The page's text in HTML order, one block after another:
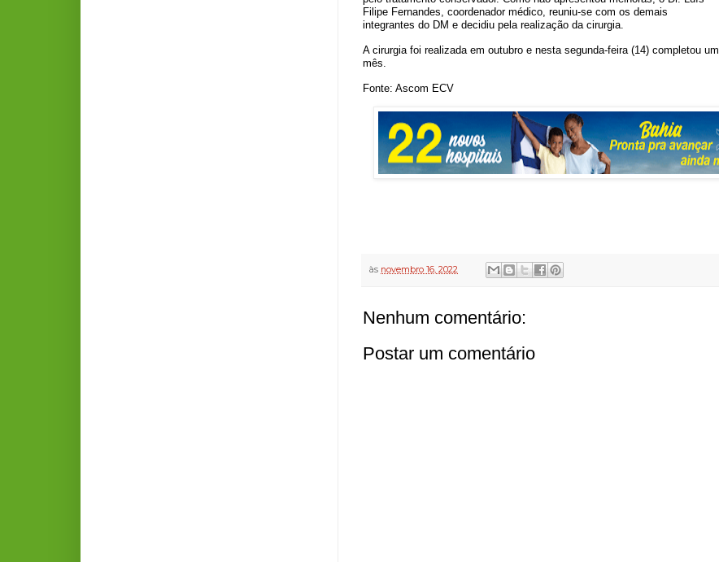
Filipe Fernandes, coordenador médico, reuniu-se com os demais
integrantes do DM e decidiu pela realização da cirurgia.
A cirurgia foi realizada em outubro e nesta segunda-feira (14) completou um
mês.
Fonte: Ascom ECV
às novembro 16, 2022
Nenhum comentário:
Postar um comentário